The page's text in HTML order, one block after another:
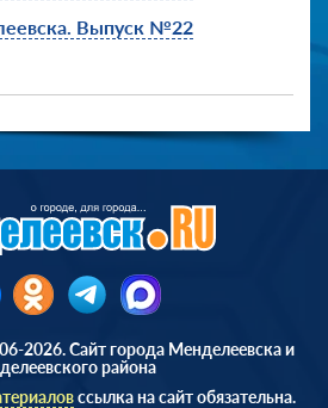
Выпуск №22
2026. Сайт города Менделеевска и
района
ссылка на сайт обязательна.